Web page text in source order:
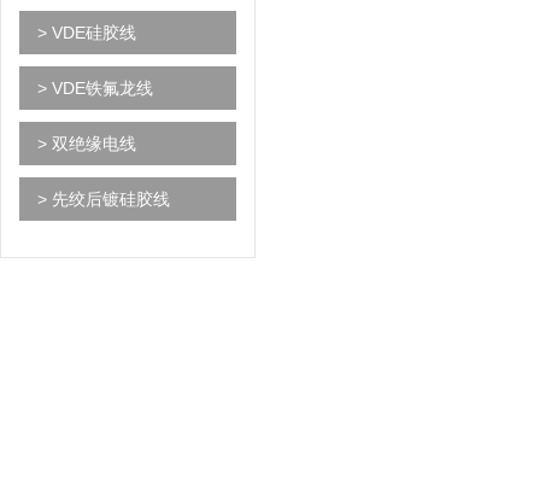
> VDE硅胶线
> VDE铁氟龙线
> 双绝缘电线
> 先绞后镀硅胶线